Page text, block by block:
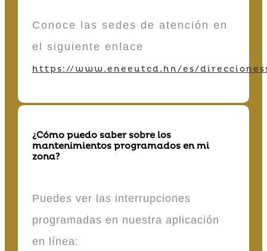
Conoce las sedes de atención en
el siguiente enlace
https://www.eneeutcd.hn/es/
¿Cómo puedo saber sobre los
mantenimientos programados en mi
zona?
Puedes ver las interrupciones
programadas en nuestra aplicación
en línea: